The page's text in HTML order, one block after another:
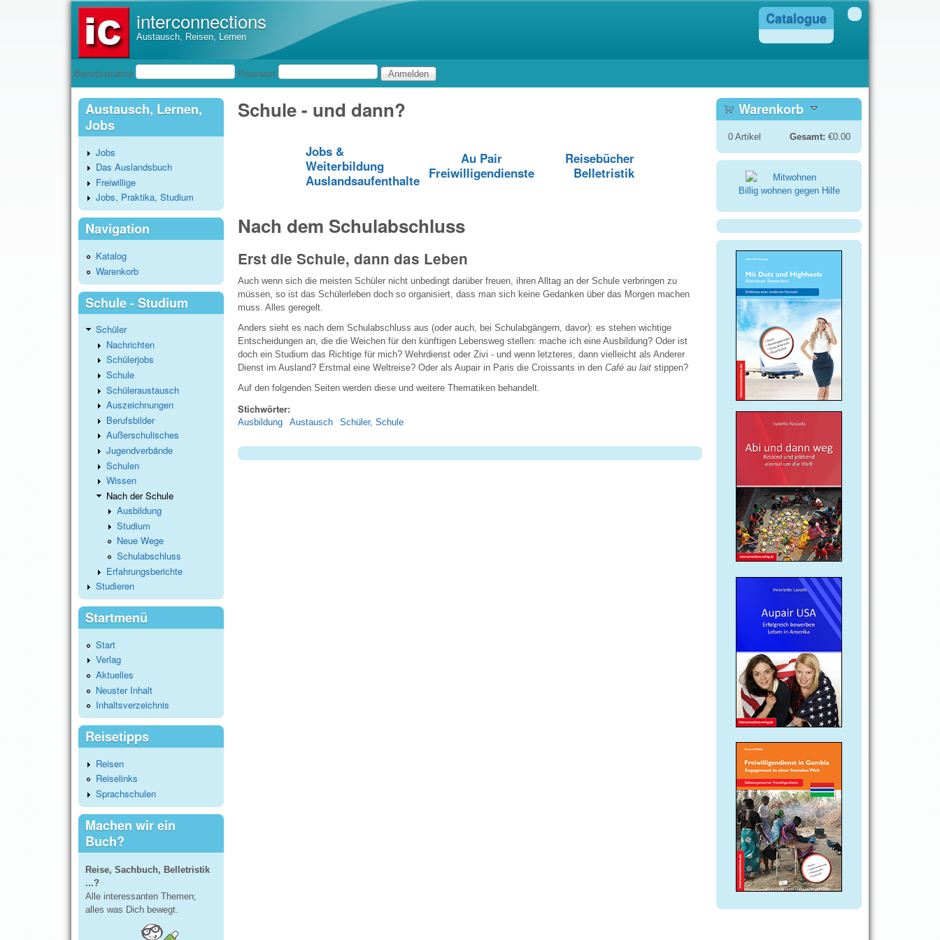
interconnections
Austausch, Reisen, Lernen
Catalogue
Benutzeranmeldung
Benutzername Passwort
Schule - und dann?
Jobs &
Weiterbildung
Auslandsaufenthalte
Au Pair
Freiwilligendienste
Reisebücher
Belletristik
Nach dem Schulabschluss
Erst die Schule, dann das Leben
Auch wenn sich die meisten Schüler nicht unbedingt darüber freuen, ihren Alltag an der Schule verbringen zu
müssen, so ist das Schülerleben doch so organisiert, dass man sich keine Gedanken über das Morgen machen
muss. Alles geregelt.
Anders sieht es nach dem Schulabschluss aus (oder auch, bei Schulabgängern, davor): es stehen wichtige
Entscheidungen an, die die Weichen für den künftigen Lebensweg stellen: mache ich eine Ausbildung? Oder ist
doch ein Studium das Richtige für mich? Wehrdienst oder Zivi - und wenn letzteres, dann vielleicht als Anderer
Dienst im Ausland? Erstmal eine Weltreise? Oder als Aupair in Paris die Croissants in den Café au lait stippen?
Auf den folgenden Seiten werden diese und weitere Thematiken behandelt.
Stichwörter:
Ausbildung Austausch Schüler, Schule
Austausch, Lernen,
Jobs
Jobs
Das Auslandsbuch
Freiwillige
Jobs, Praktika, Studium
Navigation
Katalog
Warenkorb
Schule - Studium
Schüler
Nachrichten
Schülerjobs
Schule
Schüleraustausch
Auszeichnungen
Berufsbilder
Außerschulisches
Jugendverbände
Schulen
Wissen
Nach der Schule
Ausbildung
Studium
Neue Wege
Schulabschluss
Erfahrungsberichte
Studieren
Startmenü
Start
Verlag
Aktuelles
Neuster Inhalt
Inhaltsverzeichnis
Reisetipps
Reisen
Reiselinks
Sprachschulen
Machen wir ein
Buch?
Reise, Sachbuch, Belletristik
...?
Alle interessanten Themen;
alles was Dich bewegt.
Warenkorb
0Artikel Gesamt: €0.00
Billig wohnen gegen Hilfe